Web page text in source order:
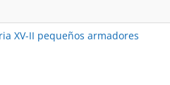
XV-II pequeños armadores